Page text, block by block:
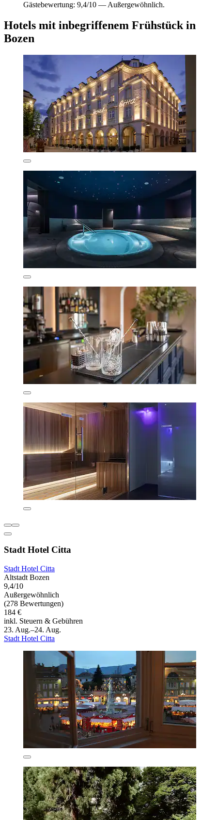
Gästebewertung: 9,4/10 — Außergewöhnlich.
Hotels mit inbegriffenem Frühstück in
Bozen
Stadt Hotel Citta
Stadt Hotel Citta
Altstadt Bozen
9,4/10
Außergewöhnlich
(278 Bewertungen)
184 €
inkl. Steuern & Gebühren
23. Aug.–24. Aug.
Stadt Hotel Citta